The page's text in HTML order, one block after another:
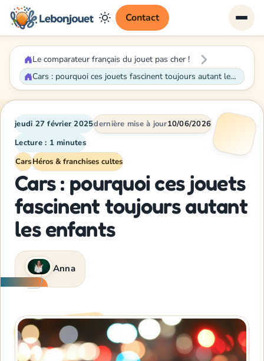
Contact
Le comparateur français du jouet pas cher !
Cars : pourquoi ces jouets fascinent toujours autant les enfants
jeudi 27 février 2025dernière mise à jour10/06/2026
Lecture : 1 minutes
CarsHéros & franchises cultes
Cars : pourquoi ces jouets
fascinent toujours autant
les enfants
Anna